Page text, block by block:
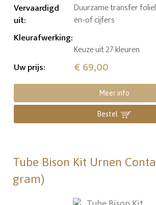
Vervaardigd
uit:
Duurzame transfer
en-of cijfers
Kleurafwerking:
Keuze uit 27 kleuren
Uw prijs: € 69,00
Meer info
Bestel
Tube Bison Kit Urnen
gram)